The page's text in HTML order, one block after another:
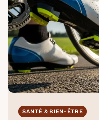
SANTÉ & BIEN-ÊTRE